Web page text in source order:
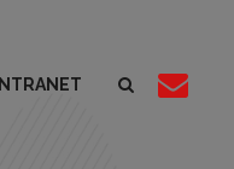
INTRANET